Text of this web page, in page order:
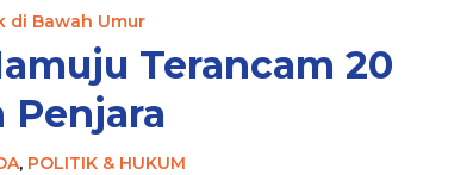
di Bawah Umur
Terancam 20
Penjara
, POLITIK & HUKUM